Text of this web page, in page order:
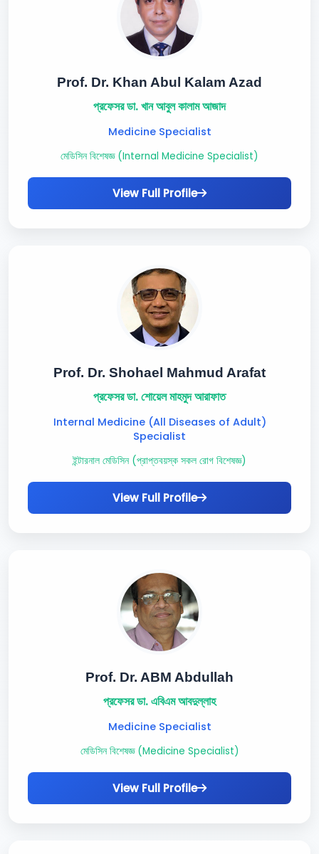
Prof. Dr. Khan Abul Kalam Azad
প্রফেসর ডা. খান আবুল কালাম আজাদ
Medicine Specialist
মেডিসিন বিশেষজ্ঞ (Internal Medicine Specialist)
View Full Profile
Prof. Dr. Shohael Mahmud Arafat
প্রফেসর ডা. শোয়েল মাহমুদ আরাফাত
Internal Medicine (All Diseases of Adult)
Specialist
ইন্টারনাল মেডিসিন (প্রাপ্তবয়স্ক সকল রোগ বিশেষজ্ঞ)
View Full Profile
Prof. Dr. ABM Abdullah
প্রফেসর ডা. এবিএম আবদুল্লাহ
Medicine Specialist
মেডিসিন বিশেষজ্ঞ (Medicine Specialist)
View Full Profile